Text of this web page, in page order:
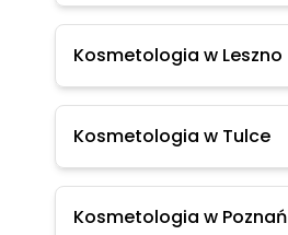
Kosmetologia w Leszno
Kosmetologia w Tulce
Kosmetologia w Poznań